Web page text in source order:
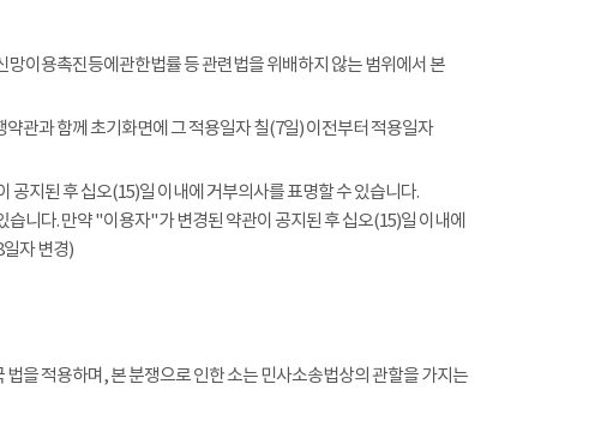
이용촉진등에관한법률 등 관련법을 위배하지 않는 범위에서 본
관과 함께 초기화면에 그 적용일자 칠(7일) 이전부터 적용일자
지된 후 십오(15)일 이내에 거부의사를 표명할 수 있습니다.
니다. 만약 "이용자"가 변경된 약관이 공지된 후 십오(15)일 이내에
자 변경)
을 적용하며, 본 분쟁으로 인한 소는 민사소송법상의 관할을 가지는